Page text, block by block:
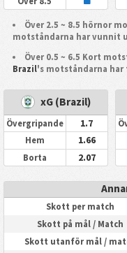
Över 2.5 ~ 8.5 hörnor
motståndarna har vunnit
Över 0.5 ~ 6.5 Kort
Brazil's motståndarna
xG (Brazil)
Övergripande 1.7
Hem 1.66
Borta 2.07
Skott per match
Skott på mål / Match
Skott utanför mål /